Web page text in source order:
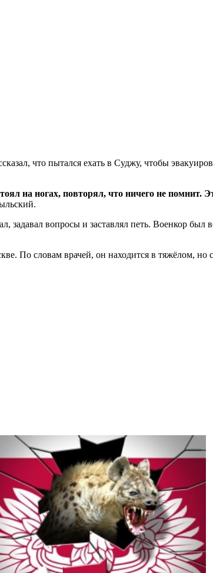
что пытался ехать в Суджу, чтобы
на ногах, повторял, что ничего не помнит.
вопросы и заставлял петь. Военкор был
По словам врачей, он находится в тяжёлом, но